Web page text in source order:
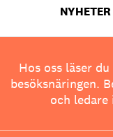
NYHETER
Hos oss läser
besöksnäringen.
och ledare